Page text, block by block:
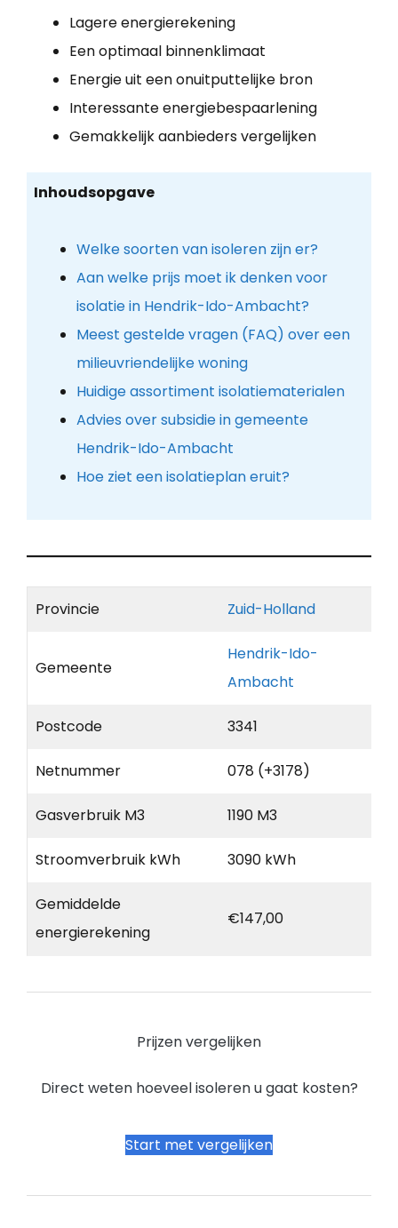
Lagere energierekening
Een optimaal binnenklimaat
Energie uit een onuitputtelijke bron
Interessante energiebespaarlening
Gemakkelijk aanbieders vergelijken
Inhoudsopgave
Welke soorten van isoleren zijn er?
Aan welke prijs moet ik denken voor
isolatie in Hendrik-Ido-Ambacht?
Meest gestelde vragen (FAQ) over een
milieuvriendelijke woning
Huidige assortiment isolatiematerialen
Advies over subsidie in gemeente
Hendrik-Ido-Ambacht
Hoe ziet een isolatieplan eruit?
Provincie Zuid-Holland
Gemeente
Hendrik-Ido-
Ambacht
Postcode 3341
Netnummer 078 (+3178)
Gasverbruik M3 1190 M3
Stroomverbruik kWh 3090 kWh
Gemiddelde
energierekening
€147,00
Prijzen vergelijken
Direct weten hoeveel isoleren u gaat kosten?
Start met vergelijken